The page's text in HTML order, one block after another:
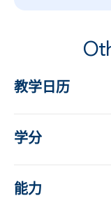
教学日历
学分
能力